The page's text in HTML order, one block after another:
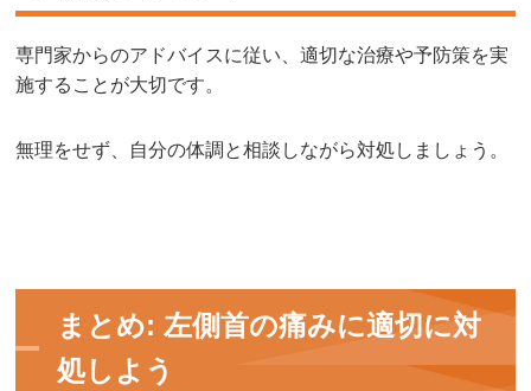
専門家からのアドバイスに従い、適切な治療や予防策を実
施することが大切です。
無理をせず、自分の体調と相談しながら対処しましょう。
まとめ: 左側首の痛みに適切に対
処しよう